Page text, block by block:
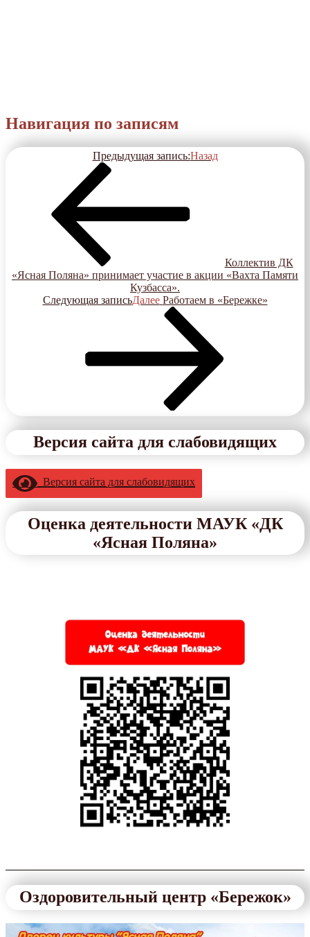
Навигация по записям
Предыдущая запись:Назад
Коллектив ДК
«Ясная Поляна» принимает участие в акции «Вахта Памяти
Кузбасса».
Следующая записьДалее Работаем в «Бережке»
Версия сайта для слабовидящих
Версия сайта для слабовидящих
Оценка деятельности МАУК «ДК
«Ясная Поляна»
Оздоровительный центр «Бережок»